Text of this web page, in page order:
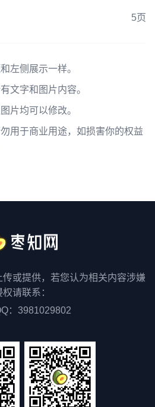
5页
左侧展示一样。
文字和图片内容。
片均可以修改。
用于商业用途，如损害你的权益
或提供，若您认为相关内容涉嫌
权请联系：
：3981029802